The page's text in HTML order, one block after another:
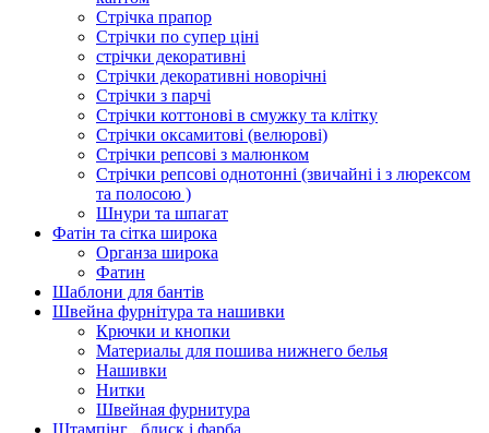
Стрічка прапор
Стрічки по супер ціні
стрічки декоративні
Стрічки декоративні новорічні
Стрічки з парчі
Стрічки коттонові в смужку та клітку
Стрічки оксамитові (велюрові)
Стрічки репсові з малюнком
Стрічки репсові однотонні (звичайні і з люрексом
та полосою )
Шнури та шпагат
Фатін та сітка широка
Органза широка
Фатин
Шаблони для бантів
Швейна фурнітура та нашивки
Крючки и кнопки
Материалы для пошива нижнего белья
Нашивки
Нитки
Швейная фурнитура
Штампінг , блиск і фарба